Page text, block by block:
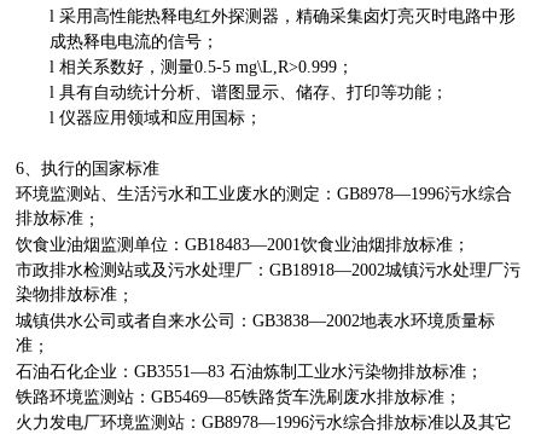
l采用高性能热释电红外探测器，精确采集卤灯亮灭时电路中形
成热释电电流的信号；
l相关系数好，测量0.5-5 mg\L,R>0.999；
l具有自动统计分析、谱图显示、储存、打印等功能；
l仪器应用领域和应用国标；
6、执行的国家标准
环境监测站、生活污水和工业废水的测定 ：GB8978—1996污水综合
排放标准 ；
饮食业油烟监测单位 ：GB18483—2001饮食业油烟排放标准 ；
市政排水检测站或及污水处理厂 ：GB18918—2002城镇污水处理厂污
染物排放标准 ；
城镇供水公司或者自来水公司
：GB3838—2002地表水环境质量标
准 ；
石油石化企业 ：GB3551—83 石油炼制工业水污染物排放标准 ；
铁路环境监测站 ：GB5469—85铁路货车洗刷废水排放标准 ；
火力发电厂环境监测站 ：GB8978—1996污水综合排放标准以及其它